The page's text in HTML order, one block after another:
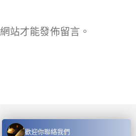
網站才能發佈留言。
歡迎你聯絡我們